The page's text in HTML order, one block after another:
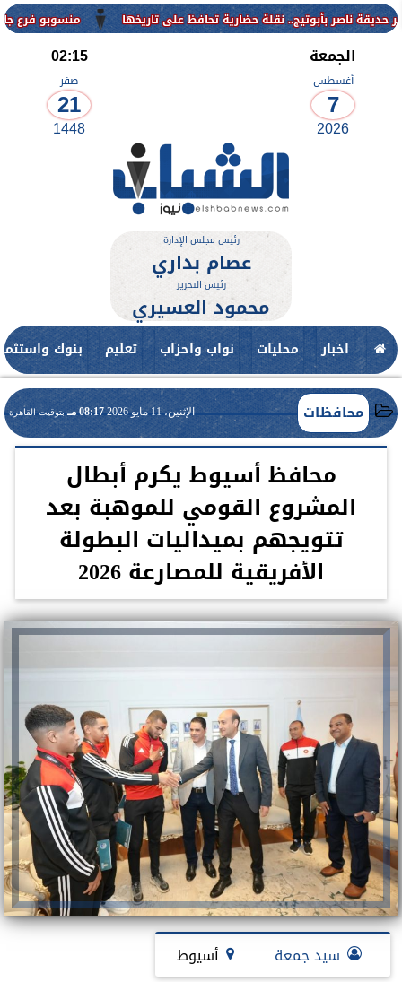
منسوبو فرع جامعة الأزهر للوجه
الجمعة
أغسطس
7
2026
02:15
صفر
21
1448
رئيس مجلس الإدارة
عصام بداري
رئيس التحرير
محمود العسيري
اخبار محليات نواب واحزاب تعليم بنوك
محافظات الإثنين، 11 مايو 2026 08:17 مـ بتوقيت القاهرة
محافظ أسيوط يكرم أبطال
المشروع القومي للموهبة بعد
تتويجهم بميداليات البطولة
الأفريقية للمصارعة 2026
سيد جمعة أسيوط